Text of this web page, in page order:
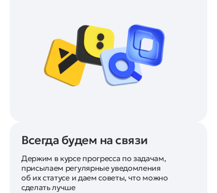
Всегда будем на связи
Держим в курсе прогресса по задачам,
присылаем регулярные уведомления
об их статусе и даем советы, что можно
сделать лучше